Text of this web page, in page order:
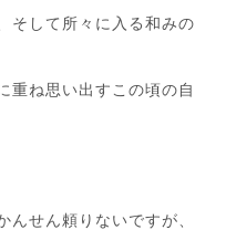
そして所々に入る和みの
重ね思い出すこの頃の自
んせん頼りないですが、